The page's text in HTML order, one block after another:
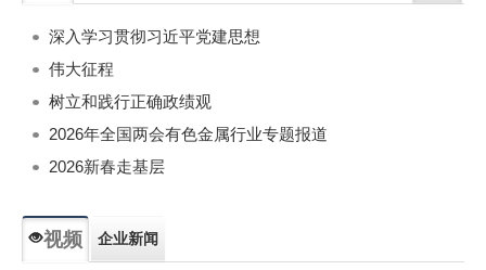
深入学习贯彻习近平党建思想
伟大征程
树立和践行正确政绩观
2026年全国两会有色金属行业专题报道
2026新春走基层
视频 企业新闻